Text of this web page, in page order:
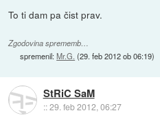
To ti dam pa čist prav.
Zgodovina sprememb…
spremenil:Mr.G. (29. feb 2012 ob 06:19)
StRiC SaM
::29. feb 2012, 06:27